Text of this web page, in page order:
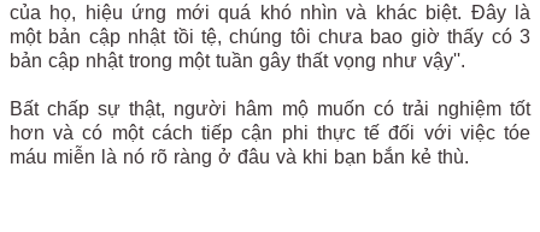
của họ, hiệu ứng mới quá khó nhìn và khác biệt. Đây là
một bản cập nhật tồi tệ, chúng tôi chưa bao giờ thấy có 3
bản cập nhật trong một tuần gây thất vọng như vậy''.
Bất chấp sự thật, người hâm mộ muốn có trải nghiệm tốt
hơn và có một cách tiếp cận phi thực tế đối với việc tóe
máu miễn là nó rõ ràng ở đâu và khi bạn bắn kẻ thù.